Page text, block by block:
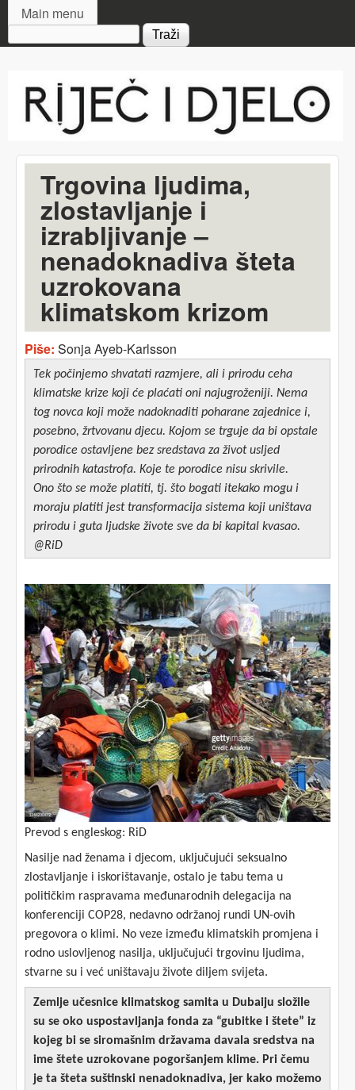
MAIN MENU
Main menu
Search form
i djelo
Trgovina ljudima,
zlostavljanje i
izrabljivanje –
nenadoknadiva šteta
uzrokovana
klimatskom krizom
Piše: Sonja Ayeb-Karlsson
Tek počinjemo shvatati razmjere, ali i prirodu ceha
klimatske krize koji će plaćati oni najugroženiji. Nema
tog novca koji može nadoknaditi poharane zajednice i,
posebno, žrtvovanu djecu. Kojom se trguje da bi opstale
porodice ostavljene bez sredstava za život usljed
prirodnih katastrofa. Koje te porodice nisu skrivile.
Ono što se može platiti, tj. što bogati itekako mogu i
moraju platiti jest transformacija sistema koji uništava
prirodu i guta ljudske živote sve da bi kapital kvasao.
@RiD
Prevod s engleskog: RiD
Nasilje nad ženama i djecom, uključujući seksualno
zlostavljanje i iskorištavanje, ostalo je tabu tema u
političkim raspravama međunarodnih delegacija na
konferenciji COP28, nedavno održanoj rundi UN-ovih
pregovora o klimi. No veze između klimatskih promjena i
rodno uslovljenog nasilja, uključujući trgovinu ljudima,
stvarne su i već uništavaju živote diljem svijeta.
Zemlje učesnice klimatskog samita u Dubaiju složile
su se oko uspostavljanja fonda za “gubitke i štete” iz
kojeg bi se siromašnim državama davala sredstva na
ime štete uzrokovane pogoršanjem klime. Pri čemu
je ta šteta suštinski nenadoknadiva, jer kako možemo